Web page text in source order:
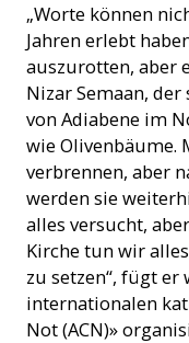
„Worte können
Jahren erlebt
auszurotten, aber
Nizar Semaan,
von Adiabene im
wie Olivenbäume.
verbrennen, aber
werden sie
alles versucht,
Kirche tun wir
zu setzen“, fügt
internationalen
Not (ACN)»